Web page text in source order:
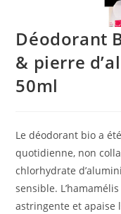
Déodorant
& pierre
50ml
Le déodorant bio a
quotidienne, non
chlorhydrate
sensible.
astringente et apaise